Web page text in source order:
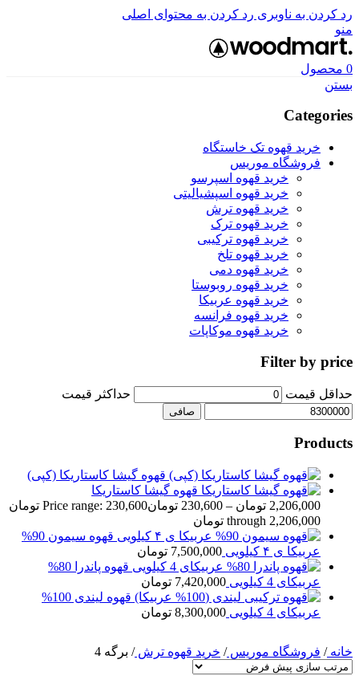
رد کردن به ناوبری رد کردن به محتوای اصلی
منو
0 محصول
بستن
Categories
خرید قهوه تک خاستگاه
فروشگاه موریس
خرید قهوه اسپرسو
خرید قهوه اسپشیالیتی
خرید قهوه ترش
خرید قهوه ترک
خرید قهوه ترکیبی
خرید قهوه تلخ
خرید قهوه دمی
خرید قهوه روبوستا
خرید قهوه عربیکا
خرید قهوه فرانسه
خرید قهوه موکاپات
Filter by price
حداقل قیمت حداكثر قيمت
صافی
Products
قهوه گیشا کاستاریکا (کپی)
قهوه گیشا کاستاریکا
2,206,000 تومان –
230,600 تومان
Price range: 230,600 تومان
through 2,206,000 تومان
قهوه سیمون 90%
عربیکا ی ۴ کیلویی
7,500,000 تومان
قهوه پاندرا 80%
عربیکای 4 کیلویی
7,420,000 تومان
قهوه لیندی 100%
عربیکای 4 کیلویی
8,300,000 تومان
خانه/ فروشگاه موریس/ خرید قهوه ترش/ برگه 4